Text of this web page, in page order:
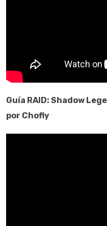
Guía RAID: Shadow
por Chofly